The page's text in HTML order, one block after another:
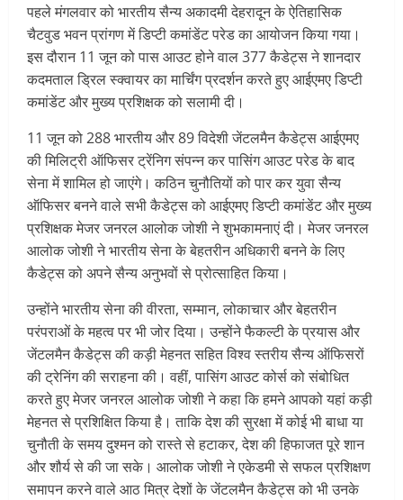
पहले मंगलवार को भारतीय सैन्य अकादमी देहरादून के ऐतिहासिक
चैटवुड भवन प्रांगण में डिप्टी कमांडेंट परेड का आयोजन किया गया।
इस दौरान 11 जून को पास आउट होने वाल 377 कैडेट्स ने शानदार
कदमताल ड्रिल स्क्वायर का मार्चिंग प्रदर्शन करते हुए आईएमए डिप्टी
कमांडेंट और मुख्य प्रशिक्षक को सलामी दी।
11 जून को 288 भारतीय और 89 विदेशी जेंटलमैन कैडेट्स आईएमए
की मिलिट्री ऑफिसर ट्रेंनिग संपन्न कर पासिंग आउट परेड के बाद
सेना में शामिल हो जाएंगे। कठिन चुनौतियों को पार कर युवा सैन्य
ऑफिसर बनने वाले सभी कैडेट्स को आईएमए डिप्टी कमांडेंट और मुख्य
प्रशिक्षक मेजर जनरल आलोक जोशी ने शुभकामनाएं दी। मेजर जनरल
आलोक जोशी ने भारतीय सेना के बेहतरीन अधिकारी बनने के लिए
कैडेट्स को अपने सैन्य अनुभवों से प्रोत्साहित किया।
उन्होंने भारतीय सेना की वीरता, सम्मान, लोकाचार और बेहतरीन
परंपराओं के महत्व पर भी जोर दिया। उन्होंने फैकल्टी के प्रयास और
जेंटलमैन कैडेट्स की कड़ी मेहनत सहित विश्व स्तरीय सैन्य ऑफिसरों
की ट्रेनिंग की सराहना की। वहीं, पासिंग आउट कोर्स को संबोधित
करते हुए मेजर जनरल आलोक जोशी ने कहा कि हमने आपको यहां कड़ी
मेहनत से प्रशिक्षित किया है। ताकि देश की सुरक्षा में कोई भी बाधा या
चुनौती के समय दुश्मन को रास्ते से हटाकर, देश की हिफाजत पूरे शान
और शौर्य से की जा सके। आलोक जोशी ने एकेडमी से सफल प्रशिक्षण
समापन करने वाले आठ मित्र देशों के जेंटलमैन कैडेट्स को भी उनके